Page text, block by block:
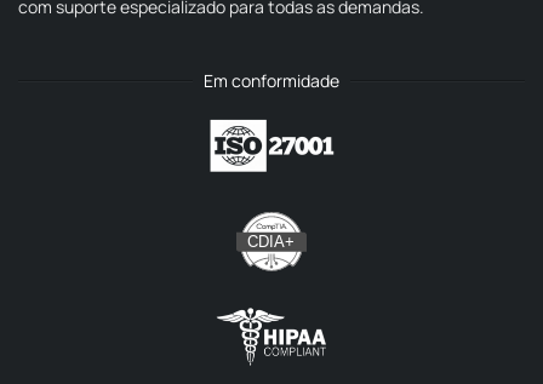
com suporte especializado para todas as demandas.
Em conformidade